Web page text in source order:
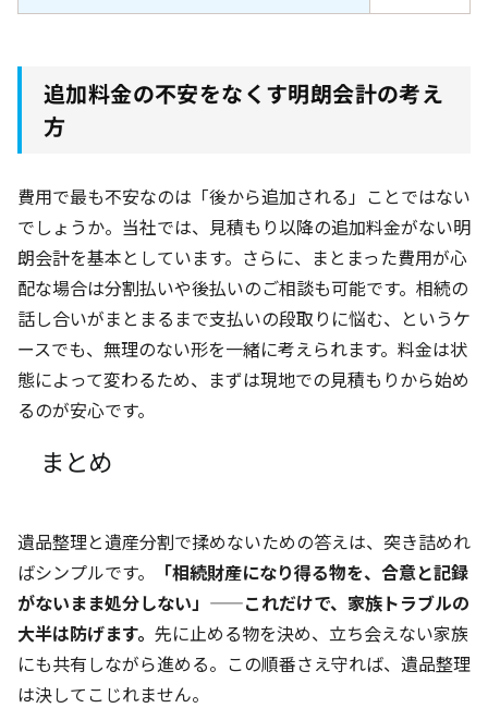
追加料金の不安をなくす明朗会計の考え
方
費用で最も不安なのは「後から追加される」ことではない
でしょうか。当社では、見積もり以降の追加料金がない明
朗会計を基本としています。さらに、まとまった費用が心
配な場合は分割払いや後払いのご相談も可能です。相続の
話し合いがまとまるまで支払いの段取りに悩む、というケ
ースでも、無理のない形を一緒に考えられます。料金は状
態によって変わるため、まずは現地での見積もりから始め
るのが安心です。
まとめ
遺品整理と遺産分割で揉めないための答えは、突き詰めれ
ばシンプルです。
「相続財産になり得る物を、合意と記録
がないまま処分しない」——これだけで、家族トラブルの
大半は防げます。 先に止める物を決め、立ち会えない家族
にも共有しながら進める。この順番さえ守れば、遺品整理
は決してこじれません。